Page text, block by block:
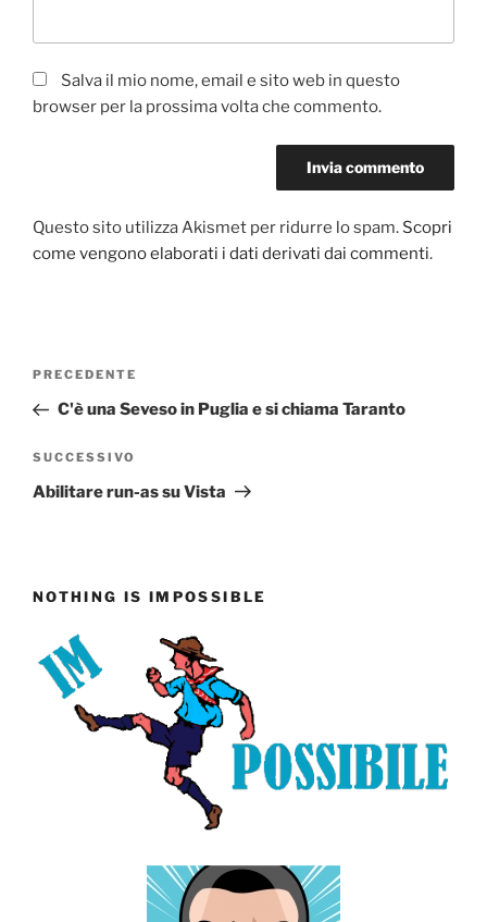
Salva il mio nome, email e sito web in questo
browser per la prossima volta che commento.
Questo sito utilizza Akismet per ridurre lo spam. Scopri
come vengono elaborati i dati derivati dai commenti.
Navigazione
Articolo
precedente:
PRECEDENTE
C'è una Seveso in Puglia e si chiama Taranto
Articolo
successivo
SUCCESSIVO
Abilitare run-as su Vista
NOTHING IS IMPOSSIBLE